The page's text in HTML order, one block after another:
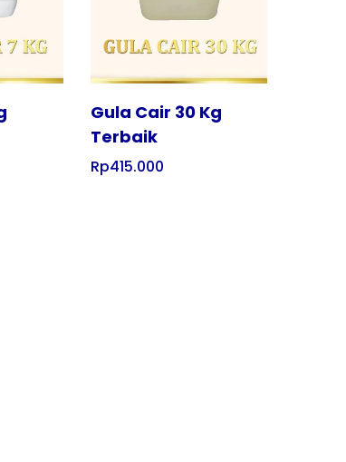
Gula Cair 30 Kg
Terbaik
Rp415.000